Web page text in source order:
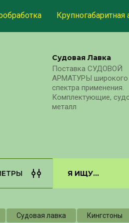
Крупногабаритная
Судовая Лавка
Поставка СУДОВОЙ
АРМАТУРЫ широкого
спектра применения.
Комплектующие,
металл
Судовая лавка Кингстоны